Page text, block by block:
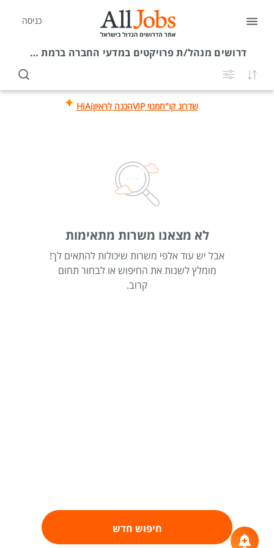
כניסה
דרושים מנהל/ת פרויקטים במדעי החברה ברמת השרון
שדרוג קו"חמנוי VIP הכנה לראיוןHiAi
לא מצאנו משרות מתאימות
אבל יש עוד אלפי משרות שיכולות להתאים לך!
מומלץ לשנות את החיפוש או לבחור תחום
קרוב.
חיפוש חדש